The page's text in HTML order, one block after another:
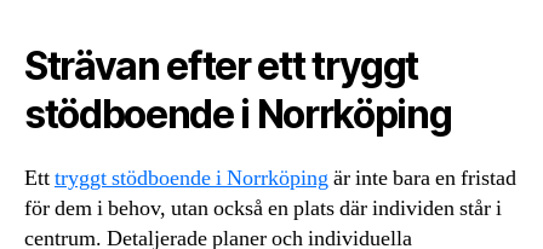
Strävan efter ett tryggt
stödboende i Norrköping
Etttryggt stödboende i Norrköpingär inte bara en fristad
för dem i behov, utan också en plats där individen står i
centrum. Detaljerade planer och individuella